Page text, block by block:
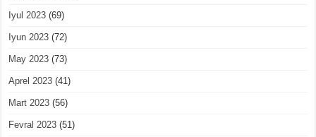
Iyul 2023 (69)
Iyun 2023 (72)
May 2023 (73)
Aprel 2023 (41)
Mart 2023 (56)
Fevral 2023 (51)